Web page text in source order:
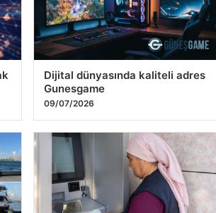
Bugün hangi maçlar var? 09
Temmuz Perşembe 2026 günün
maç programı, saatleri ve
kanalları
10/07/2026